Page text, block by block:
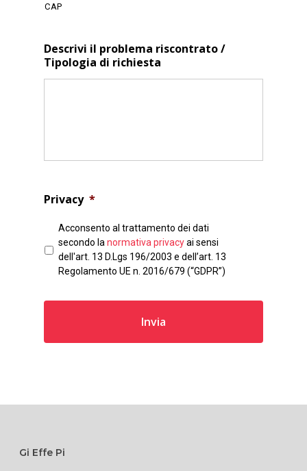
CAP
Descrivi il problema riscontrato /
Tipologia di richiesta
Privacy *
Acconsento al trattamento dei dati
secondo lanormativa privacyai sensi
dell'art. 13 D.Lgs 196/2003 e dell’art. 13
Regolamento UE n. 2016/679 (“GDPR”)
Gi Effe Pi